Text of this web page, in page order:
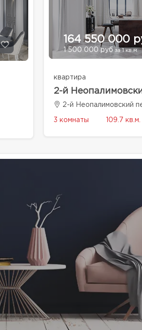
164 550 000
1 500 000 рубза 1 кв.м.
квартира
2-й
2-й Неопалимовский
3 комнаты 109.7 кв.м.